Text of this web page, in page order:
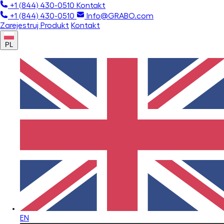
+1 (844) 430-0510 Kontakt
+1 (844) 430-0510
Info@GRABO.com
Zarejestruj Produkt Kontakt
PL
EN